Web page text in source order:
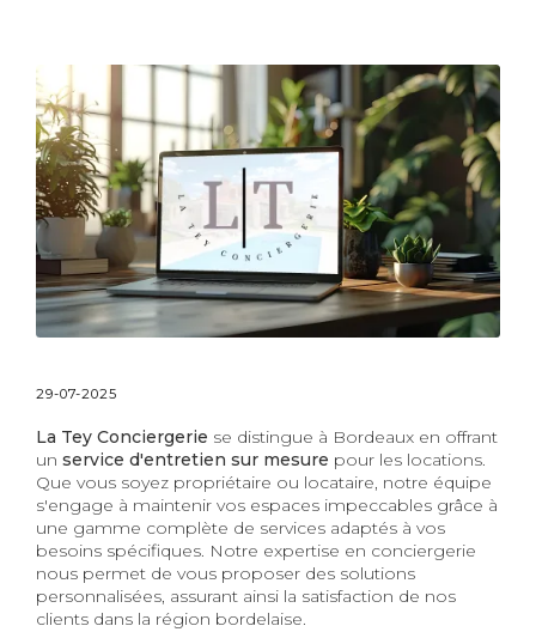
29-07-2025
La Tey Conciergerie se distingue à Bordeaux en offrant
un service d'entretien sur mesure pour les locations.
Que vous soyez propriétaire ou locataire, notre équipe
s'engage à maintenir vos espaces impeccables grâce à
une gamme complète de services adaptés à vos
besoins spécifiques. Notre expertise en conciergerie
nous permet de vous proposer des solutions
personnalisées, assurant ainsi la satisfaction de nos
clients dans la région bordelaise.